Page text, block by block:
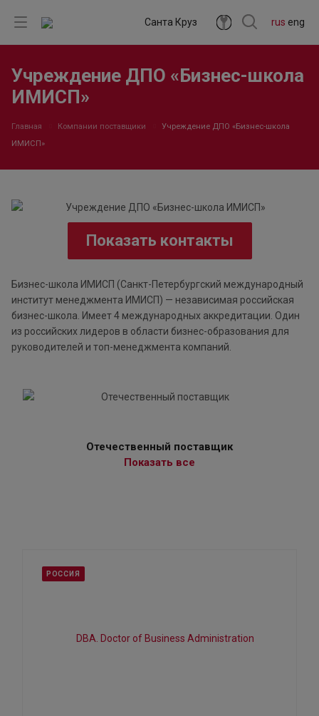
rus eng
Санта Круз
Учреждение ДПО «Бизнес-школа
ИМИСП»
Главная Компании поставщики
Учреждение ДПО «Бизнес-школа
ИМИСП»
Показать контакты
Бизнес-школа ИМИСП (Санкт-Петербургский международный
институт менеджмента ИМИСП) — независимая российская
бизнес-школа. Имеет 4 международных аккредитации. Один
из российских лидеров в области бизнес-образования для
руководителей и топ-менеджмента компаний.
Отечественный поставщик
Показать все
РОССИЯ